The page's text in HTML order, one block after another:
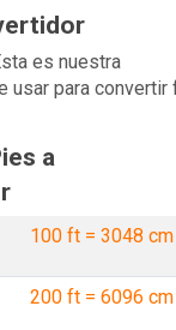
es nuestra
usar para convertir
a
100 ft = 3048 cm
200 ft = 6096 cm